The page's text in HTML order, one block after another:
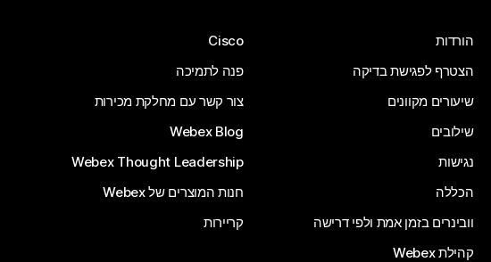
הורדות
הצטרף לפגישת בדיקה
שיעורים מקוונים
שילובים
נגישות
הכללה
וובינרים בזמן אמת ולפי דרישה
קהילת Webex
Cisco
פנה לתמיכה
צור קשר עם מחלקת מכירות
Webex Blog
Webex Thought Leadership
חנות המוצרים של Webex
קריירות